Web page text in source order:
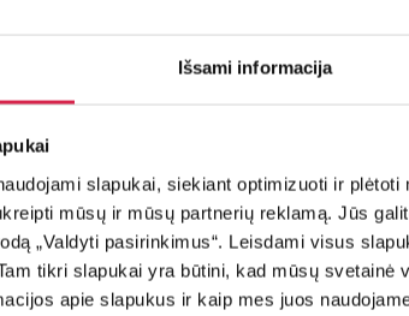
Išsami informacija
slapukai, siekiant optimizuoti ir
mūsų ir mūsų partnerių reklamą. Jūs
„Valdyti pasirinkimus“. Leisdami visus
tikri slapukai yra būtini, kad mūsų svetainė
apie slapukus ir kaip mes juos